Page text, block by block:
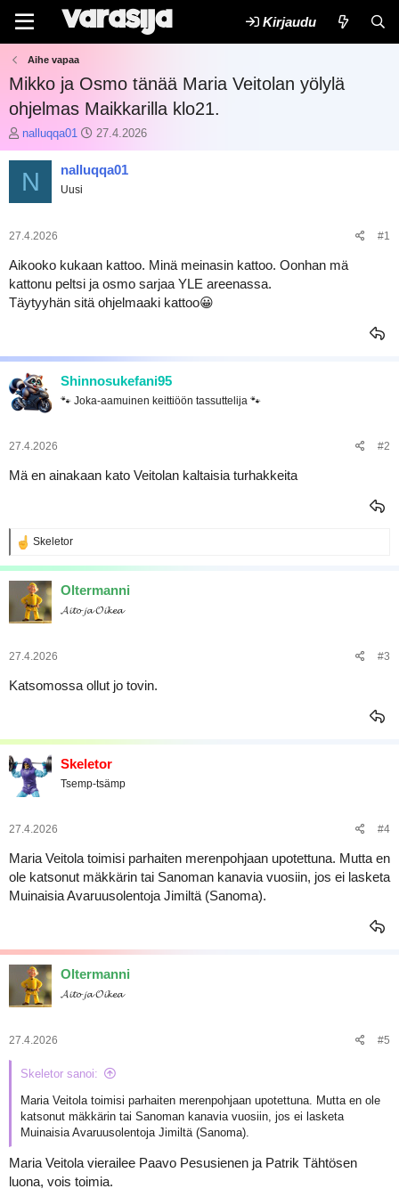
Kirjaudu
Aihe vapaa
Mikko ja Osmo tänää Maria Veitolan yölylä
ohjelmas Maikkarilla klo21.
K
e
s
k
l
u
n
a
i
t
a
nalluqqa01
A
l
o
i
ä
v
ä
ä
ä
27.4.2026
N nalluqqa01
Uusi
27.4.2026 #1
Aikooko kukaan kattoo. Minä meinasin kattoo. Oonhan mä
kattonu peltsi ja osmo sarjaa YLE areenassa.
Täytyyhän sitä ohjelmaaki kattoo😀
Shinnosukefani95
🐾 Joka-aamuinen keittiöön tassuttelija 🐾
27.4.2026 #2
Mä en ainakaan kato Veitolan kaltaisia turhakkeita
R
a
k
t
i
o
:
Skeletor
Oltermanni
𝓐𝓲𝓽𝓸 𝓳𝓪 𝓞𝓲𝓴𝓮𝓪
27.4.2026 #3
Katsomossa ollut jo tovin.
Skeletor
Tsemp-tsämp
27.4.2026 #4
Maria Veitola toimisi parhaiten merenpohjaan upotettuna. Mutta en
ole katsonut mäkkärin tai Sanoman kanavia vuosiin, jos ei lasketa
Muinaisia Avaruusolentoja Jimiltä (Sanoma).
Oltermanni
𝓐𝓲𝓽𝓸 𝓳𝓪 𝓞𝓲𝓴𝓮𝓪
27.4.2026 #5
Skeletor sanoi:
Maria Veitola toimisi parhaiten merenpohjaan upotettuna. Mutta en ole
katsonut mäkkärin tai Sanoman kanavia vuosiin, jos ei lasketa
Muinaisia Avaruusolentoja Jimiltä (Sanoma).
Maria Veitola vierailee Paavo Pesusienen ja Patrik Tähtösen
luona, vois toimia.